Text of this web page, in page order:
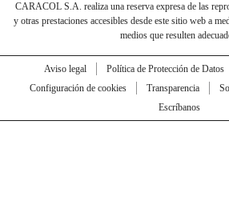
CARACOL S.A. realiza una reserva expresa de las
y otras prestaciones accesibles desde este sitio web a
medios que resulten
Aviso legal Política de Protección de Datos
Configuración de cookies
Transparencia
Escríbanos